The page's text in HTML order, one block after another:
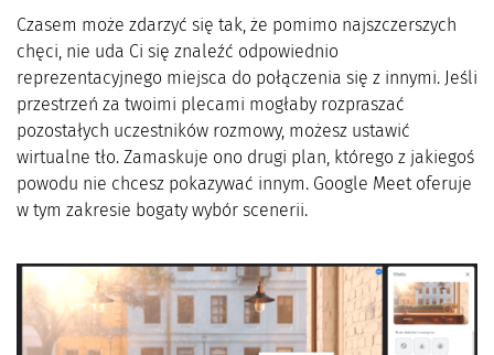
Czasem może zdarzyć się tak, że pomimo najszczerszych
chęci, nie uda Ci się znaleźć odpowiednio
reprezentacyjnego miejsca do połączenia się z innymi. Jeśli
przestrzeń za twoimi plecami mogłaby rozpraszać
pozostałych uczestników rozmowy, możesz ustawić
wirtualne tło. Zamaskuje ono drugi plan, którego z jakiegoś
powodu nie chcesz pokazywać innym. Google Meet oferuje
w tym zakresie bogaty wybór scenerii.